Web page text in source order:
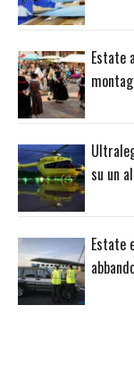
Estate
su un
Estate